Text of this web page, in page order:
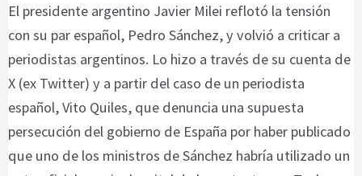
El presidente argentino Javier Milei reflotó la tensión
con su par español, Pedro Sánchez, y volvió a criticar a
periodistas argentinos. Lo hizo a través de su cuenta de
X (ex Twitter) y a partir del caso de un periodista
español, Vito Quiles, que denuncia una supuesta
persecución del gobierno de España por haber publicado
que uno de los ministros de Sánchez habría utilizado un